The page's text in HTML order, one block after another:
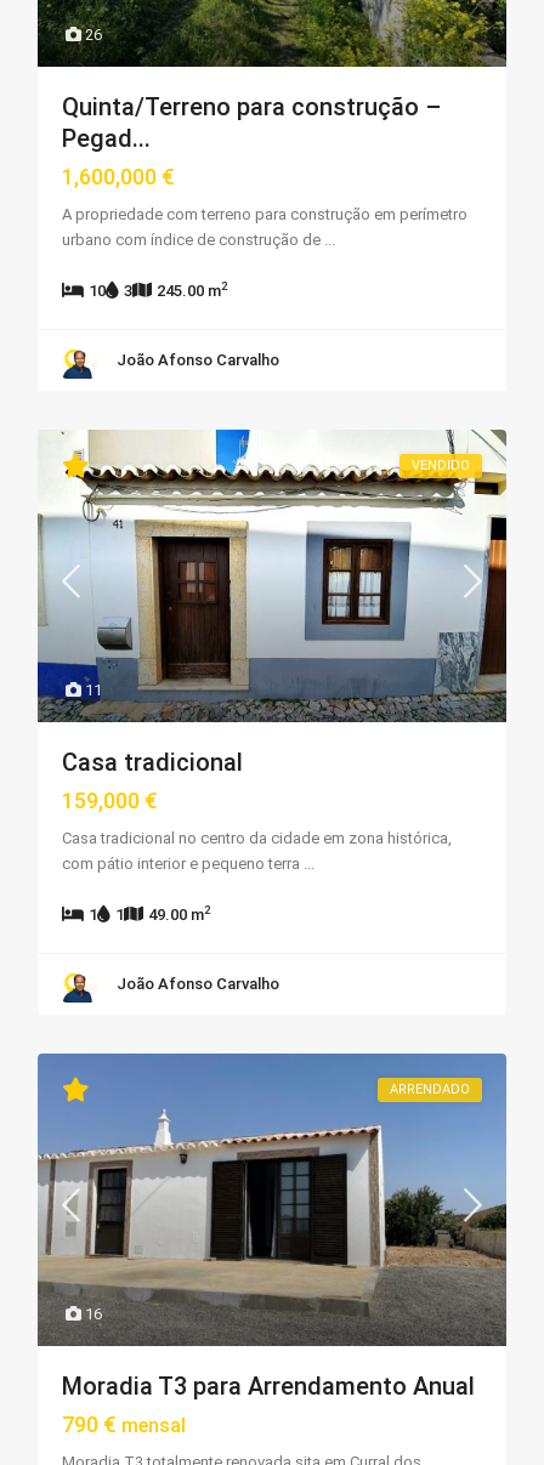
26
Quinta/Terreno para construção –
Pegad...
1,600,000 €
A propriedade com terreno para construção em perímetro
urbano com índice de construção de ...
10 3 245.00 m2
João Afonso Carvalho
11
VENDIDO
Casa tradicional
159,000 €
Casa tradicional no centro da cidade em zona histórica,
com pátio interior e pequeno terra ...
1 1 49.00 m2
João Afonso Carvalho
16
ARRENDADO
Moradia T3 para Arrendamento Anual
790 € mensal